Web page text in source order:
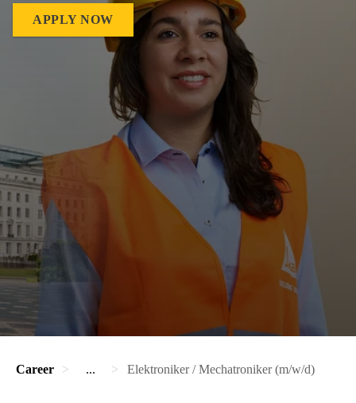
APPLY NOW
Career ... Elektroniker / Mechatroniker (m/w/d)